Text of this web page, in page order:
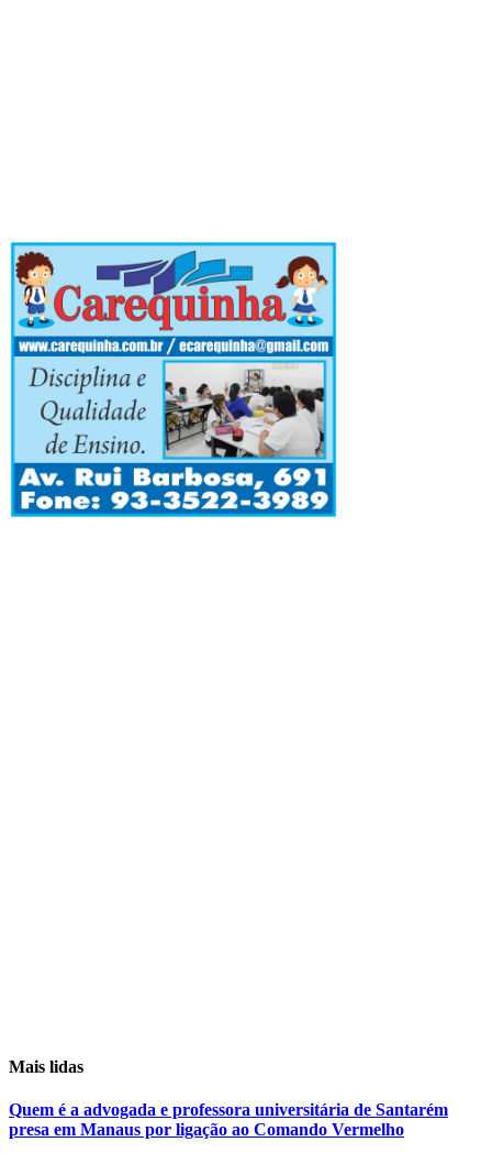
Mais lidas
Quem é a advogada e professora universitária de Santarém
presa em Manaus por ligação ao Comando Vermelho